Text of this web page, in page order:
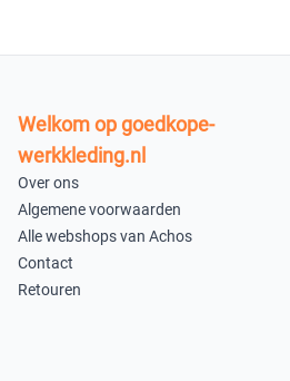
Welkom op goedkope-
werkkleding.nl
Over ons
Algemene voorwaarden
Alle webshops van Achos
Contact
Retouren